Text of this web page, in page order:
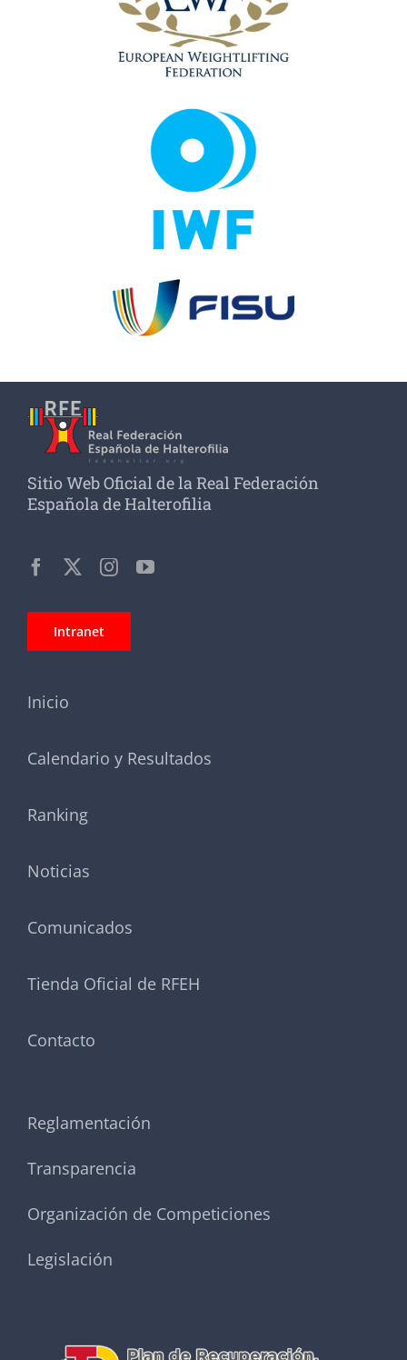
Sitio Web Oficial de la Real Federación
Española de Halterofilia
Intranet
Inicio
Calendario y Resultados
Ranking
Noticias
Comunicados
Tienda Oficial de RFEH
Contacto
Reglamentación
Transparencia
Organización de Competiciones
Legislación